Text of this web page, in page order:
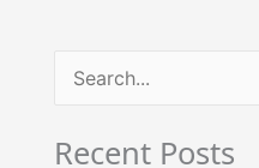
a
Recent Posts